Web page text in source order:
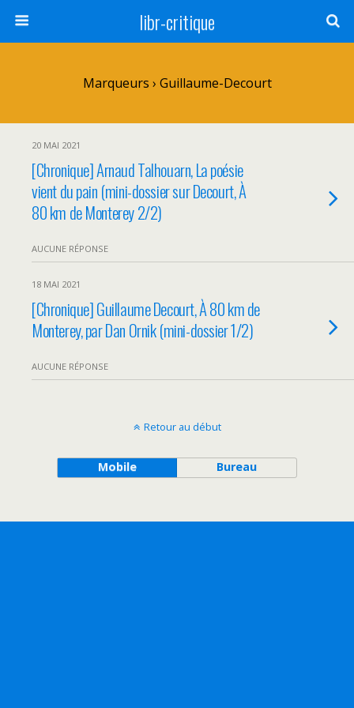
libr-critique
Marqueurs › Guillaume-Decourt
20 MAI 2021
[Chronique] Arnaud Talhouarn, La poésie
vient du pain (mini-dossier sur Decourt, À
80 km de Monterey 2/2)
AUCUNE RÉPONSE
18 MAI 2021
[Chronique] Guillaume Decourt, À 80 km de
Monterey, par Dan Ornik (mini-dossier 1/2)
AUCUNE RÉPONSE
Retour au début
Mobile Bureau